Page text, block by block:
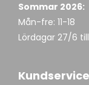
Sommar 2026:
Mån-fre: 11-18
Lördagar 27/6
Kundservice